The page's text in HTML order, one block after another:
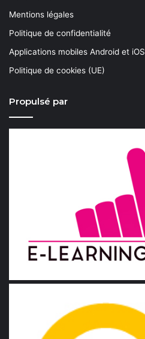
Mentions légales
Politique de confidentialité
Applications mobiles Android et iOS
Politique de cookies (UE)
Propulsé par